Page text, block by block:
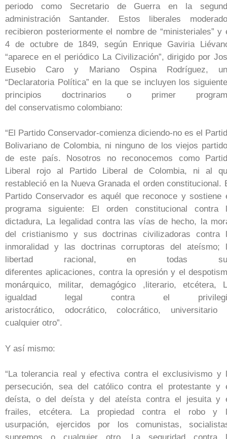
periodo como Secretario de Guerra en la
administración Santander. Estos liberales
recibieron posteriormente el nombre de “ministeriales” y
4 de octubre de 1849, según Enrique Gaviria
“aparece en el periódico La Civilización”, dirigido por
Eusebio Caro y Mariano Ospina Rodríguez,
“Declaratoria Política” en la que se incluyen los
principios doctrinarios o primer
del conservatismo colombiano:
“El Partido Conservador-comienza diciendo-no es el
Bolivariano de Colombia, ni ninguno de los viejos
de este país. Nosotros no reconocemos como
Liberal rojo al Partido Liberal de Colombia, ni al
restableció en la Nueva Granada el orden constitucional.
Partido Conservador es aquél que reconoce y sostiene
programa siguiente: El orden constitucional contra
dictadura, La legalidad contra las vías de hecho, la
del cristianismo y sus doctrinas civilizadoras contra
inmoralidad y las doctrinas corruptoras del ateísmo;
libertad racional, en todas
diferentes aplicaciones, contra la opresión y el
monárquico, militar, demagógico ,literario, etcétera,
igualdad legal contra el
aristocrático, odocrático, colocrático, universitario
cualquier otro”.
Y así mismo:
“La tolerancia real y efectiva contra el exclusivismo y
persecución, sea del católico contra el protestante y
deísta, o del deísta y del ateísta contra el jesuita y
frailes, etcétera. La propiedad contra el robo y
usurpación, ejercidos por los comunistas,